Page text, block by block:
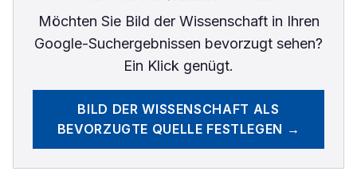
Möchten Sie Bild der Wissenschaftin Ihren
Google-Suchergebnissen bevorzugt sehen?
Ein Klick genügt.
BILD DER WISSENSCHAFT ALS
BEVORZUGTE QUELLE FESTLEGEN →